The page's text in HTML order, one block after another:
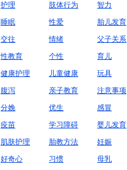
护理
肢体行为
智力
睡眠
性爱
胎儿发育
交往
情绪
父子关系
性教育
个性
育儿
健康护理
儿童健康
玩具
腹泻
亲子教育
注意事项
分娩
优生
感冒
疫苗
学习障碍
婴儿发育
肌肤护理
胎教方法
妊娠
好奇心
习惯
母乳